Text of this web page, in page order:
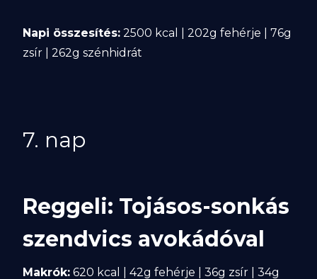
Napi összesítés: 2500 kcal | 202g fehérje | 76g
zsír | 262g szénhidrát
7. nap
Reggeli: Tojásos-sonkás
szendvics avokádóval
Makrók: 620 kcal | 42g fehérje | 36g zsír | 34g